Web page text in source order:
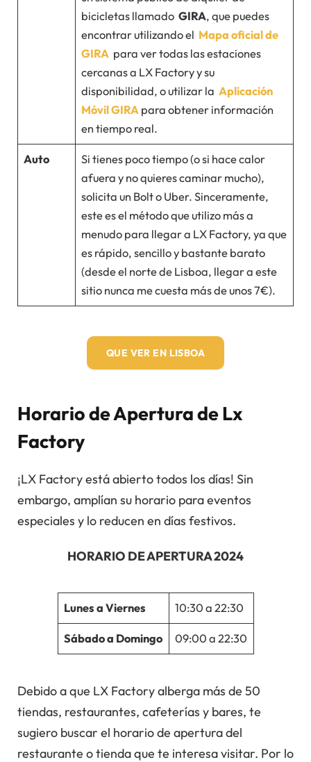
bicicletas llamadoGIRA, que puedes
encontrar utilizando el Mapa oficial de
GIRA para ver todas las estaciones
cercanas a LX Factory y su
disponibilidad, o utilizar laAplicación
Móvil GIRA para obtener información
en tiempo real.
Auto
Si tienes poco tiempo (o si hace calor
afuera y no quieres caminar mucho),
solicita un Bolt o Uber. Sinceramente,
este es el método que utilizo más a
menudo para llegar a LX Factory, ya que
es rápido, sencillo y bastante barato
(desde el norte de Lisboa, llegar a este
sitio nunca me cuesta más de unos 7€).
QUE VER EN LISBOA
Horario de Apertura de Lx
Factory
¡LX Factory está abierto todos los días! Sin
embargo, amplían su horario para eventos
especiales y lo reducen en días festivos.
HORARIO DE APERTURA 2024
Lunes a Viernes 10:30 a 22:30
Sábado a Domingo 09:00 a 22:30
Debido a que LX Factory alberga más de 50
tiendas, restaurantes, cafeterías y bares, te
sugiero buscar el horario de apertura del
restaurante o tienda que te interesa visitar. Por lo